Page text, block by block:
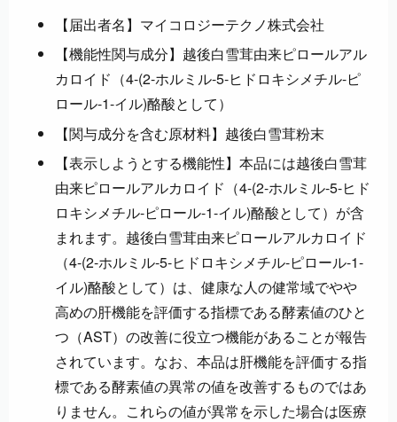
【届出者名】マイコロジーテクノ株式会社
【機能性関与成分】越後白雪茸由来ピロールアル
カロイド（4-(2-ホルミル-5-ヒドロキシメチル-ピ
ロール-1-イル)酪酸として）
【関与成分を含む原材料】越後白雪茸粉末
【表示しようとする機能性】本品には越後白雪茸
由来ピロールアルカロイド（4-(2-ホルミル-5-ヒド
ロキシメチル-ピロール-1-イル)酪酸として）が含
まれます。越後白雪茸由来ピロールアルカロイド
（4-(2-ホルミル-5-ヒドロキシメチル-ピロール-1-
イル)酪酸として）は、健康な人の健常域でやや
高めの肝機能を評価する指標である酵素値のひと
つ（AST）の改善に役立つ機能があることが報告
されています。なお、本品は肝機能を評価する指
標である酵素値の異常の値を改善するものではあ
りません。これらの値が異常を示した場合は医療